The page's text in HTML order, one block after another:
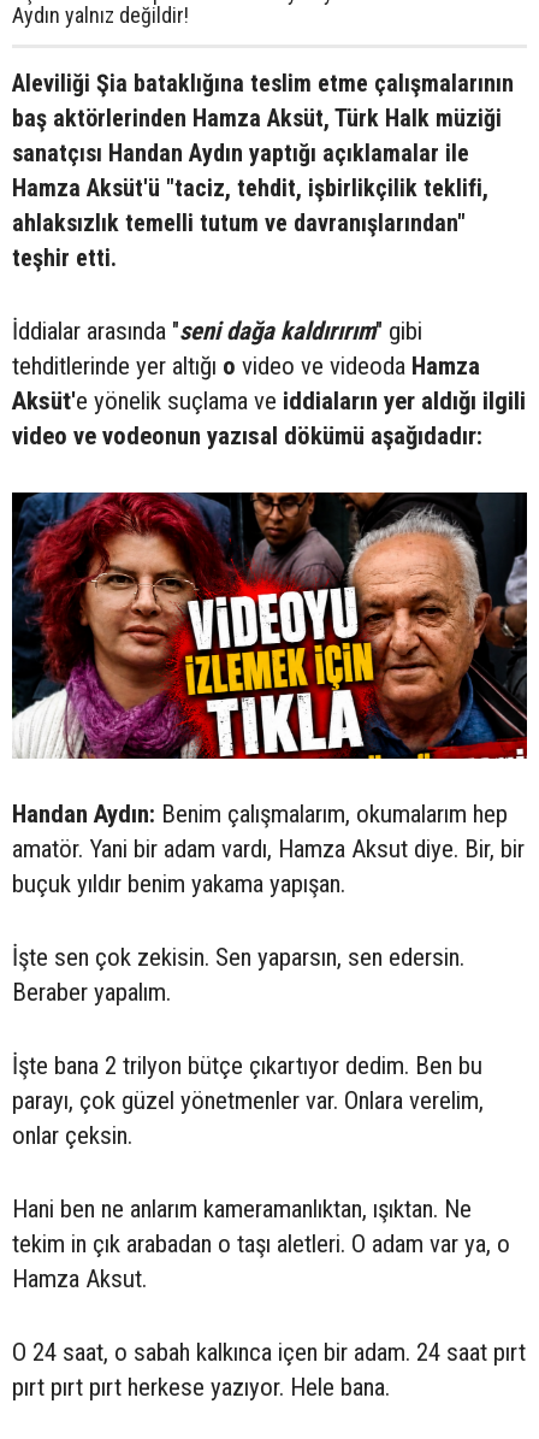
Aydın yalnız değildir!
Aleviliği Şia bataklığına teslim etme çalışmalarının
baş aktörlerinden Hamza Aksüt, Türk Halk müziği
sanatçısı Handan Aydın yaptığı açıklamalar ile
Hamza Aksüt'ü "taciz, tehdit, işbirlikçilik teklifi,
ahlaksızlık temelli tutum ve davranışlarından"
teşhir etti.
İddialar arasında "seni dağa kaldırırım" gibi
tehditlerinde yer altığı o video ve videoda Hamza
Aksüt'e yönelik suçlama ve iddiaların yer aldığı ilgili
video ve vodeonun yazısal dökümü aşağıdadır:
Handan Aydın: Benim çalışmalarım, okumalarım hep
amatör. Yani bir adam vardı, Hamza Aksut diye. Bir, bir
buçuk yıldır benim yakama yapışan.
İşte sen çok zekisin. Sen yaparsın, sen edersin.
Beraber yapalım.
İşte bana 2 trilyon bütçe çıkartıyor dedim. Ben bu
parayı, çok güzel yönetmenler var. Onlara verelim,
onlar çeksin.
Hani ben ne anlarım kameramanlıktan, ışıktan. Ne
tekim in çık arabadan o taşı aletleri. O adam var ya, o
Hamza Aksut.
O 24 saat, o sabah kalkınca içen bir adam. 24 saat pırt
pırt pırt pırt herkese yazıyor. Hele bana.